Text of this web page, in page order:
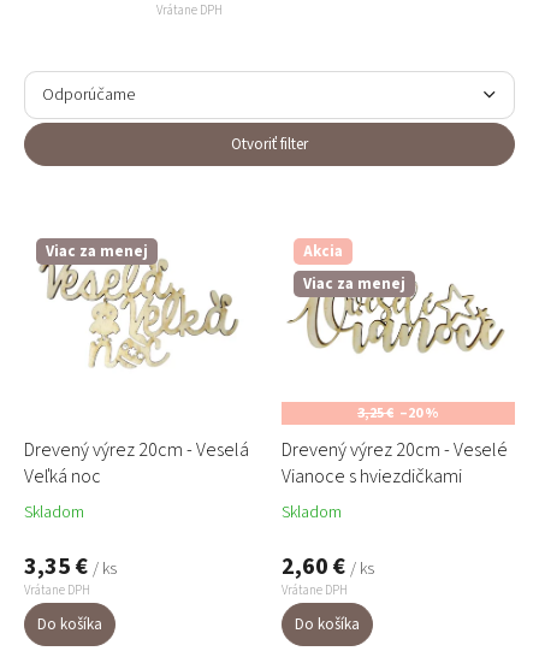
Vrátane DPH
R
d
e
n
p
o
v
Odporúčame
Najpredávanejšie
Abecedne
Otvoriť filter
p
u
k
t
o
Viac za menej
Drevený výrez 20cm - Veselá
Veľká noc
Skladom
3,35 € / ks
Vrátane DPH
Do košíka
Akcia
Viac za menej
3,25 € –20 %
Drevený výrez 20cm - Veselé
Vianoce s hviezdičkami
Skladom
2,60 € / ks
Vrátane DPH
Do košíka